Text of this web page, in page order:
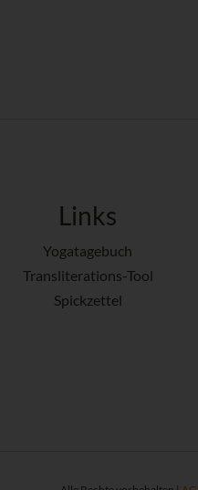
Links
Yogatagebuch
Transliterations-Tool
Spickzettel